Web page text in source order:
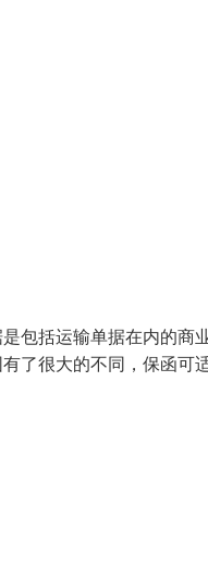
包括运输单据在内的商
了很大的不同，保函可